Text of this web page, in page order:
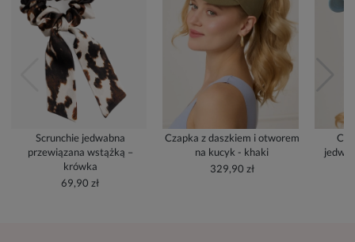
Scrunchie jedwabna
przewiązana wstążką –
krówka
69,90 zł
Czapka z daszkiem i otworem
na kucyk - khaki
329,90 zł